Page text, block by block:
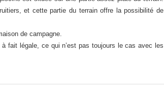
et cette partie du terrain offre la possibilité de
de campagne.
fait légale, ce qui n’est pas toujours le cas avec les